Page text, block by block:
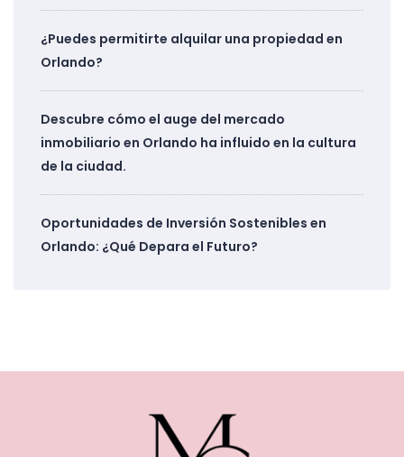
¿Puedes permitirte alquilar una propiedad en
Orlando?
Descubre cómo el auge del mercado
inmobiliario en Orlando ha influido en la cultura
de la ciudad.
Oportunidades de Inversión Sostenibles en
Orlando: ¿Qué Depara el Futuro?